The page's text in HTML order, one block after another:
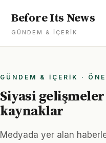
Before Its News
GÜNDEM & İÇERIK
GÜNDEM & İÇERIK ·
Siyasi gelişmeler
kaynaklar
Medyada yer alan